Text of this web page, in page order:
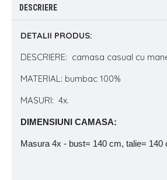
DESCRIERE
DETALII PRODUS:
DESCRIERE: camasa casual cu
MATERIAL: bumbac 100%
MASURI: 4x.
DIMENSIUNI CAMASA:
Masura 4x - bust= 140 cm, talie= 140